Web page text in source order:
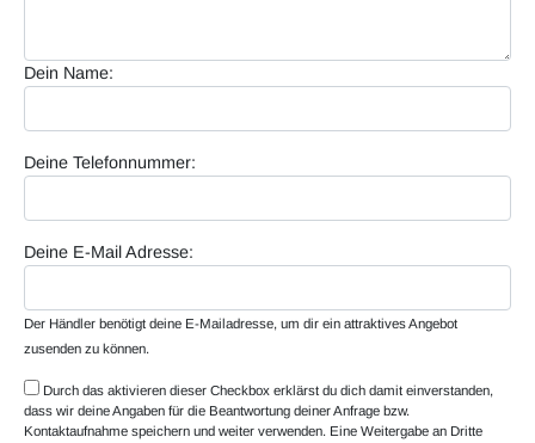
Dein Name:
Deine Telefonnummer:
Deine E-Mail Adresse:
Der Händler benötigt deine E-Mailadresse, um dir ein attraktives Angebot
zusenden zu können.
Durch das aktivieren dieser Checkbox erklärst du dich damit einverstanden,
dass wir deine Angaben für die Beantwortung deiner Anfrage bzw.
Kontaktaufnahme speichern und weiter verwenden. Eine Weitergabe an Dritte